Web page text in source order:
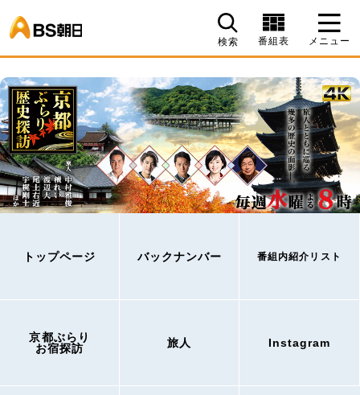
検索 番組表 メニュー
トップページ バックナンバー 番組内紹介リスト
京都ぶらり
お宿探訪
旅人 Instagram